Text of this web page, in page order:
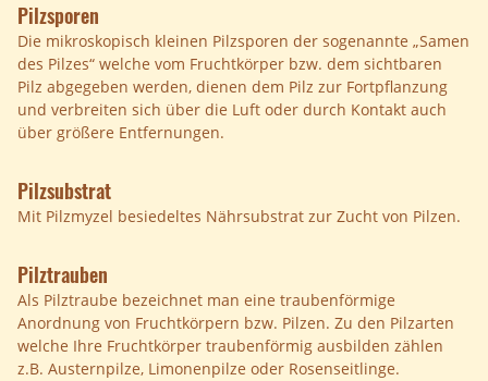
Pilzsporen
Die mikroskopisch kleinen Pilzsporen der sogenannte „Samen
des Pilzes“ welche vom Fruchtkörper bzw. dem sichtbaren
Pilz abgegeben werden, dienen dem Pilz zur Fortpflanzung
und verbreiten sich über die Luft oder durch Kontakt auch
über größere Entfernungen.
Pilzsubstrat
Mit Pilzmyzel besiedeltes Nährsubstrat zur Zucht von Pilzen.
Pilztrauben
Als Pilztraube bezeichnet man eine traubenförmige
Anordnung von Fruchtkörpern bzw. Pilzen. Zu den Pilzarten
welche Ihre Fruchtkörper traubenförmig ausbilden zählen
z.B. Austernpilze, Limonenpilze oder Rosenseitlinge.